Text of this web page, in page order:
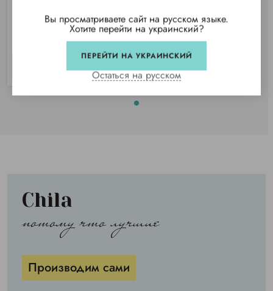
Нет в наличии
Chila
потому что лучшие
Производим сами
Вы просматриваете сайт на русском языке.
Хотите перейти на украинский?
ПЕРЕЙТИ НА УКРАИНСКИЙ
Остаться на русском